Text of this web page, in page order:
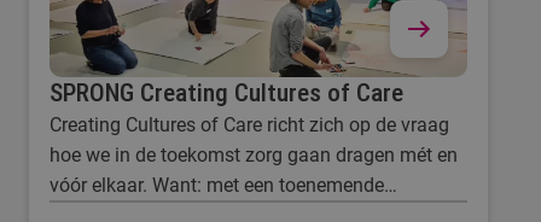
SPRONG Creating Cultures of Care
Creating Cultures of Care richt zich op de vraag
hoe we in de toekomst zorg gaan dragen mét en
vóór elkaar. Want: met een toenemende